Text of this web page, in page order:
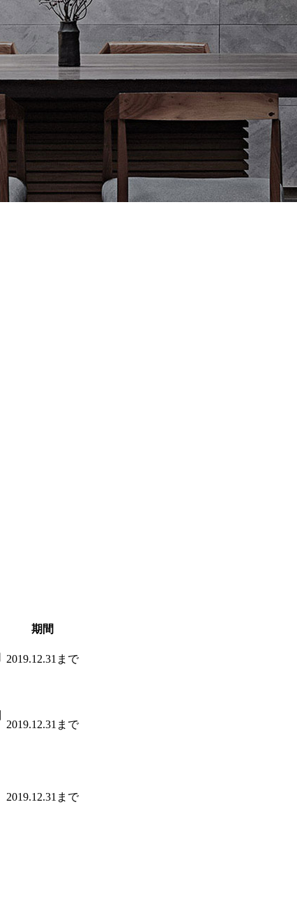
期間
2019.12.31まで
2019.12.31まで
2019.12.31まで